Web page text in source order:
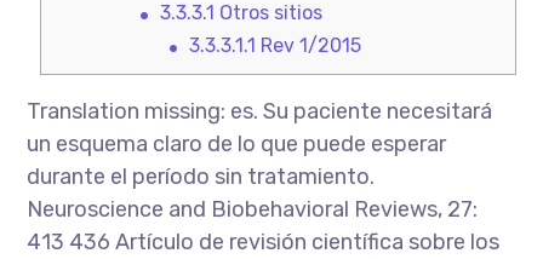
3.3.3.1 Otros sitios
3.3.3.1.1 Rev 1/2015
Translation missing: es. Su paciente necesitará
un esquema claro de lo que puede esperar
durante el período sin tratamiento.
Neuroscience and Biobehavioral Reviews, 27:
413 436 Artículo de revisión científica sobre los